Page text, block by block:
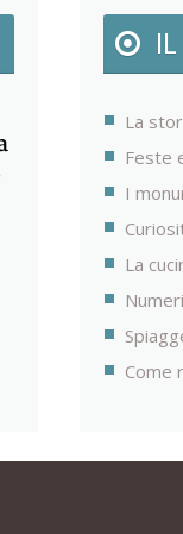
IL
La
Feste
I
La
Come